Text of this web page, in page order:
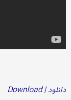
دانلود | Download